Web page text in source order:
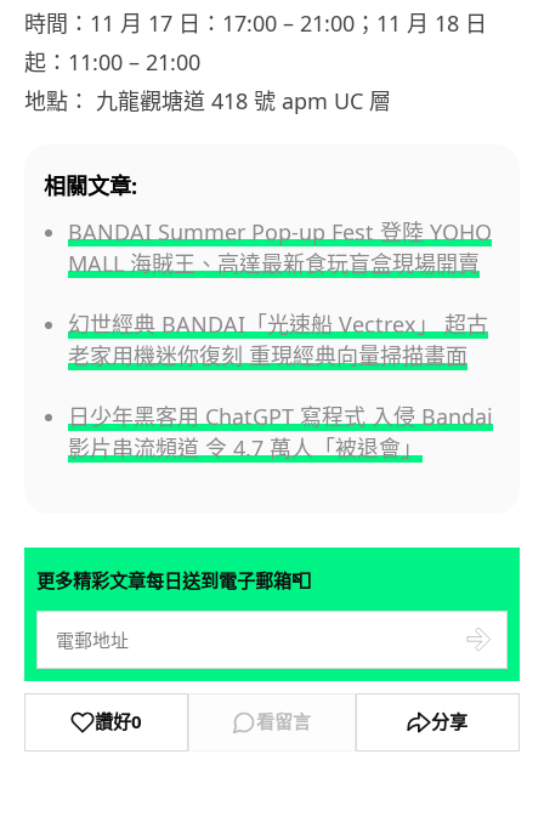
時間：11 月 17 日：17:00 – 21:00；11 月 18 日
起：11:00 – 21:00
地點： 九龍觀塘道 418 號 apm UC 層
相關文章:
BANDAI Summer Pop-up Fest 登陸 YOHO
MALL 海賊王、高達最新食玩盲盒現場開賣
幻世經典 BANDAI「光速船 Vectrex」 超古
老家用機迷你復刻 重現經典向量掃描畫面
日少年黑客用 ChatGPT 寫程式 入侵 Bandai
影片串流頻道 令 4.7 萬人「被退會」
更多精彩文章每日送到電子郵箱📮
讚好0 看留言 分享